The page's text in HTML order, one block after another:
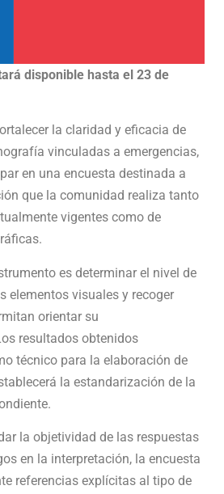
disponible hasta el 23 de
la claridad y eficacia de
vinculadas a emergencias,
en una encuesta destinada a
que la comunidad realiza tanto
vigentes como de
es determinar el nivel de
elementos visuales y recoger
orientar su
resultados obtenidos
técnico para la elaboración de
la estandarización de la
la objetividad de las respuestas
en la interpretación, la encuesta
referencias explícitas al tipo de